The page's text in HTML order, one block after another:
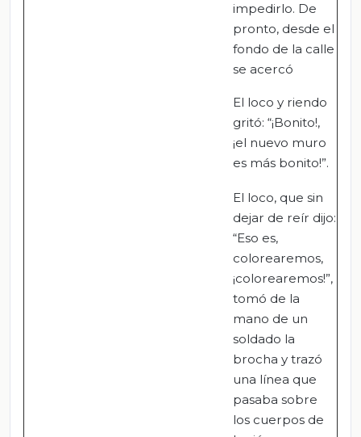
impedirlo. De
pronto, desde el
fondo de la calle
se acercó
El loco y riendo
gritó: “¡Bonito!,
¡el nuevo muro
es más bonito!”.
El loco, que sin
dejar de reír dijo:
“Eso es,
colorearemos,
¡colorearemos!”,
tomó de la
mano de un
soldado la
brocha y trazó
una línea que
pasaba sobre
los cuerpos de